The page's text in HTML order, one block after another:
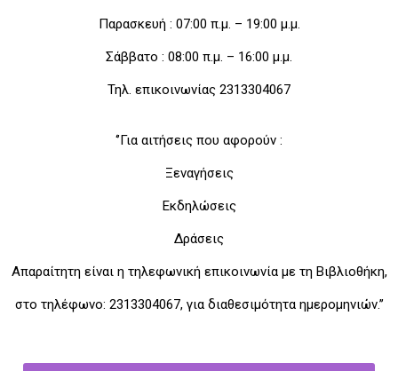
Παρασκευή : 07:00 π.μ. – 19:00 μ.μ.
Σάββατο : 08:00 π.μ. – 16:00 μ.μ.
Τηλ. επικοινωνίας 2313304067
‘’Για αιτήσεις που αφορούν :
Ξεναγήσεις
Εκδηλώσεις
Δράσεις
Απαραίτητη είναι η τηλεφωνική επικοινωνία με τη Βιβλιοθήκη,
στο τηλέφωνο: 2313304067, για διαθεσιμότητα ημερομηνιών.’’